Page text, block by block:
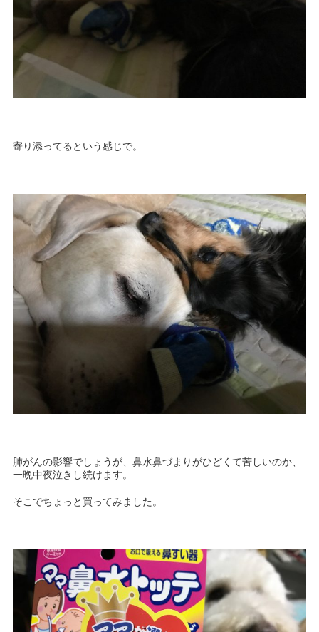
寄り添ってるという感じで。
肺がんの影響でしょうが、鼻水鼻づまりがひどくて苦しいのか、
一晩中夜泣きし続けます。
そこでちょっと買ってみました。